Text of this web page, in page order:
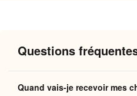
Pourquoi vous
Questions
Quand vais-je recevoir mes